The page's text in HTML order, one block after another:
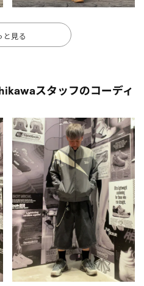
と見る
スタッフのコーディ